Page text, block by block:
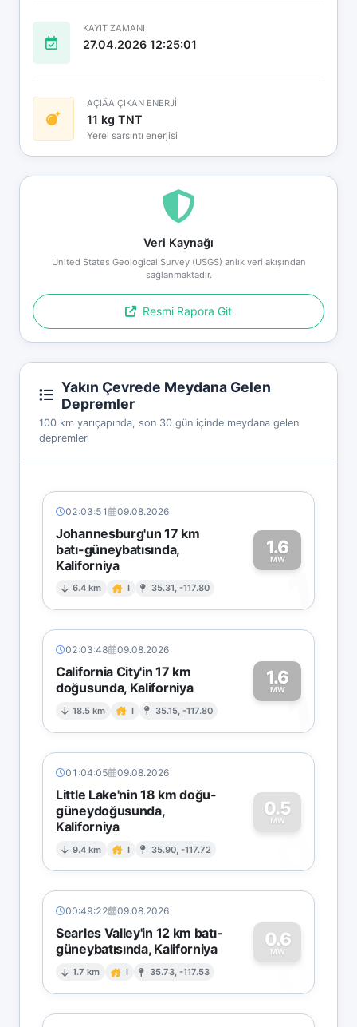
KAYIT ZAMANI
27.04.2026 12:25:01
AÇIÄA ÇIKAN ENERJİ
11 kg TNT
Yerel sarsıntı enerjisi
Veri Kaynağı
United States Geological Survey (USGS) anlık veri akışından
sağlanmaktadır.
Resmi Rapora Git
Yakın Çevrede Meydana Gelen
Depremler
100 km yarıçapında, son 30 gün içinde meydana gelen
depremler
02:03:51 09.08.2026
Johannesburg'un 17 km
batı-güneybatısında,
Kaliforniya
6.4 km I 35.31, -117.80
1.6
MW
1
02:03:48 09.08.2026
California City'in 17 km
doğusunda, Kaliforniya
18.5 km I 35.15, -117.80
1.6
MW1
01:04:05 09.08.2026
Little Lake'nin 18 km doğu-
güneydoğusunda,
Kaliforniya
9.4 km I 35.90, -117.72
0.5
MW
0
00:49:22 09.08.2026
Searles Valley'in 12 km batı-
güneybatısında, Kaliforniya
1.7 km I 35.73, -117.53
0.6
MW
0